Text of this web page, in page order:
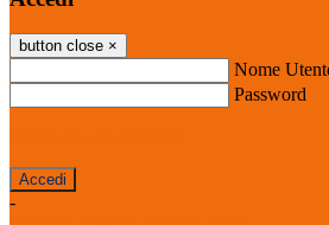
button close ×
Nome
Password
-